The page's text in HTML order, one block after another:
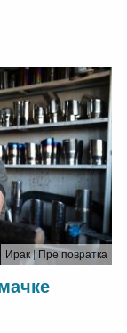
Ирак| Пре повратка